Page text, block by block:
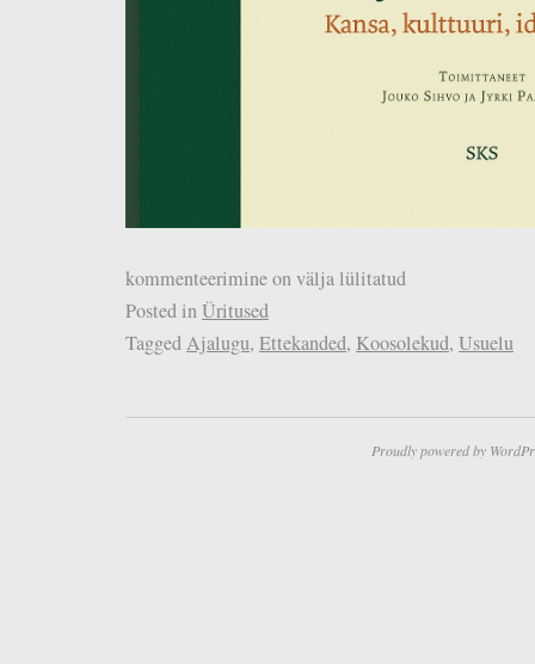
kommenteerimine on välja lülitatud
Posted inÜritused
TaggedAjalugu, Ettekanded, Koosolekud, Usuelu
Proudly powered by